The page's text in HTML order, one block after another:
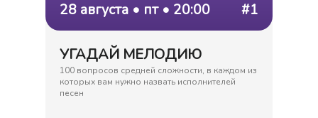
28 августа • пт • 20:00 #1
УГАДАЙ МЕЛОДИЮ
100 вопросов средней сложности, в каждом из
которых вам нужно назвать исполнителей
песен